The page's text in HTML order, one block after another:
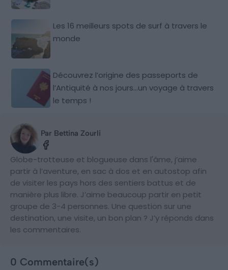
Les 16 meilleurs spots de surf à travers le
monde
Découvrez l’origine des passeports de
l’Antiquité à nos jours…un voyage à travers
le temps !
Par Bettina Zourli
Globe-trotteuse et blogueuse dans l'âme, j’aime
partir à l’aventure, en sac à dos et en autostop afin
de visiter les pays hors des sentiers battus et de
manière plus libre. J’aime beaucoup partir en petit
groupe de 3-4 personnes. Une question sur une
destination, une visite, un bon plan ? J’y réponds dans
les commentaires.
0 Commentaire(s)